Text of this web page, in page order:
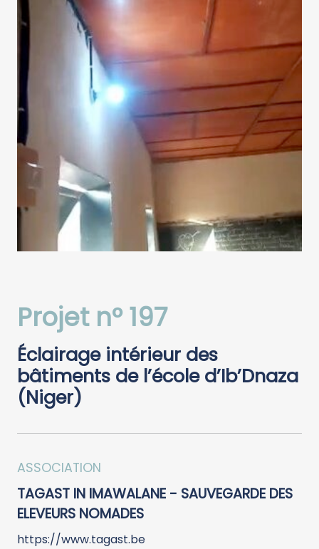
Projet n° 197
Éclairage intérieur des
bâtiments de l’école d’Ib’Dnaza
(Niger)
ASSOCIATION
TAGAST IN IMAWALANE - SAUVEGARDE DES
ELEVEURS NOMADES
https://www.tagast.be